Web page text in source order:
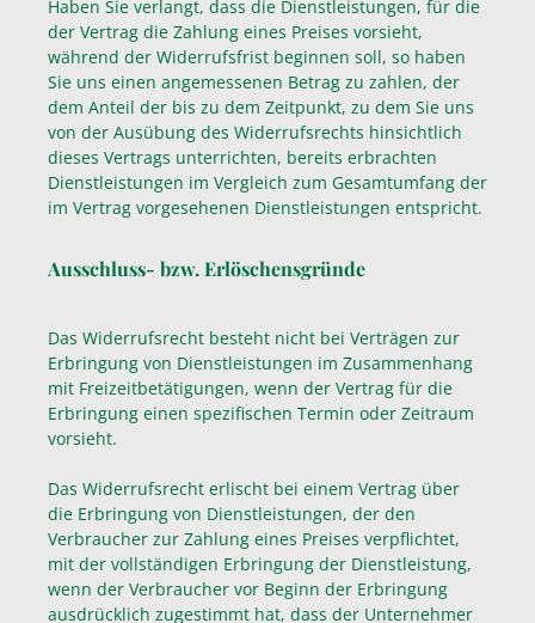
Haben Sie verlangt, dass die Dienstleistungen, für die
der Vertrag die Zahlung eines Preises vorsieht,
während der Widerrufsfrist beginnen soll, so haben
Sie uns einen angemessenen Betrag zu zahlen, der
dem Anteil der bis zu dem Zeitpunkt, zu dem Sie uns
von der Ausübung des Widerrufsrechts hinsichtlich
dieses Vertrags unterrichten, bereits erbrachten
Dienstleistungen im Vergleich zum Gesamtumfang der
im Vertrag vorgesehenen Dienstleistungen entspricht.
Ausschluss- bzw. Erlöschensgründe
Das Widerrufsrecht besteht nicht bei Verträgen zur
Erbringung von Dienstleistungen im Zusammenhang
mit Freizeitbetätigungen, wenn der Vertrag für die
Erbringung einen spezifischen Termin oder Zeitraum
vorsieht.
Das Widerrufsrecht erlischt bei einem Vertrag über
die Erbringung von Dienstleistungen, der den
Verbraucher zur Zahlung eines Preises verpflichtet,
mit der vollständigen Erbringung der Dienstleistung,
wenn der Verbraucher vor Beginn der Erbringung
ausdrücklich zugestimmt hat, dass der Unternehmer